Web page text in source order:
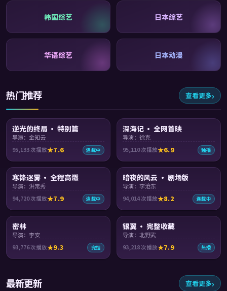
韩国综艺 日本综艺
华语综艺 日本动漫
热门推荐 查看更多
逆光的终局 · 特别篇
导演：金知云
95,133 次播放 7.6 连载中
深海记 · 全网首映
导演：徐克
95,110次播放 6.9 独播
寒锋迷雾 · 全程高燃
导演：洪常秀
94,720次播放 7.9 连载中
暗夜的风云 · 剧场版
导演：李沧东
94,014次播放 8.2 连载中
密林
导演：李安
93,776次播放 9.3 完结
银翼 · 完整收藏
导演：北野武
93,218次播放 7.9 热播
最新更新 查看更多